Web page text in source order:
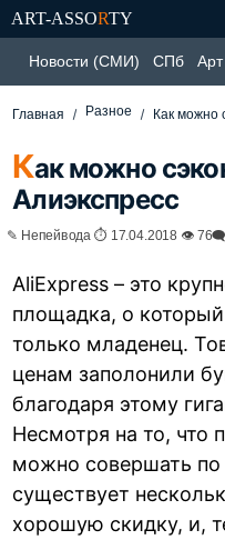
ART-ASSORTY
Новости (СМИ) СПб Арт
Главная Разное Как можно
Как можно
Алиэкспресс
✎ Непейвода ⏱ 17.04.2018 👁 76🗨
AliExpress – это
площадка, о
только младенец.
ценам заполонили
благодаря этому
Несмотря на то, что
можно совершать
существует
хорошую скидку, и,